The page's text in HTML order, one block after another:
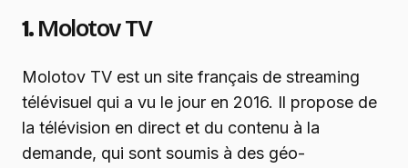
1.Molotov TV
Molotov TV est un site français de streaming
télévisuel qui a vu le jour en 2016. Il propose de
la télévision en direct et du contenu à la
demande, qui sont soumis à des géo-